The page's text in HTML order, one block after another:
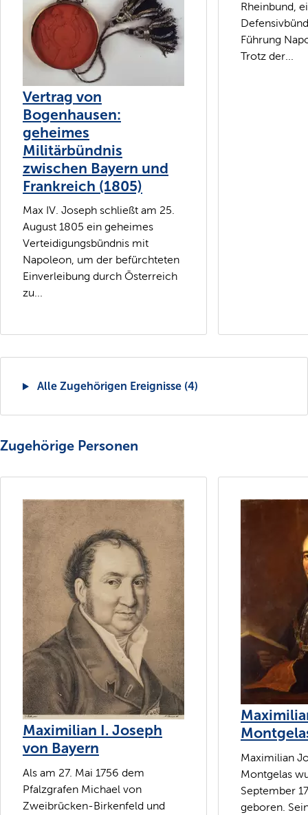
Vertrag von
Bogenhausen:
geheimes
Militärbündnis
zwischen Bayern und
Frankreich (1805)
Max IV. Joseph schließt am 25.
August 1805 ein geheimes
Verteidigungsbündnis mit
Napoleon, um der befürchteten
Einverleibung durch Österreich
zu...
Rheinbund,
Führung
Trotz der...
Alle Zugehörigen Ereignisse (4)
Zugehörige Personen
Maximilian I. Joseph
von Bayern
Als am 27. Mai 1756 dem
Pfalzgrafen Michael von
Zweibrücken-Birkenfeld und
Maximilian
Montgelas
September
geboren.